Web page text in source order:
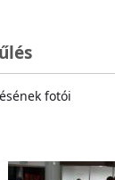
fotói